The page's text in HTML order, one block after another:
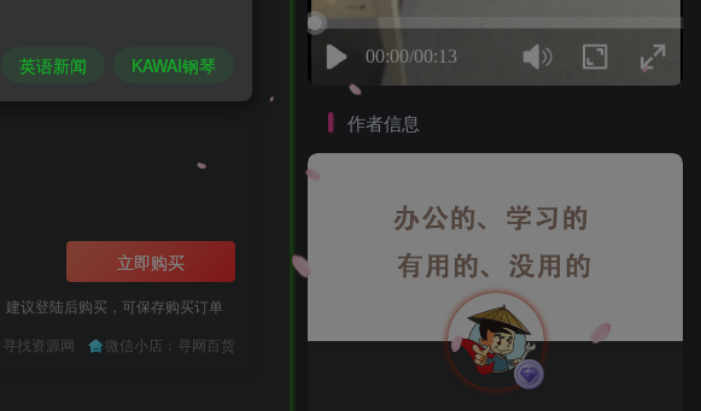
立即购买
建议登陆后购买，可保存购买订单
寻找资源网 微信小店：寻网百货
作者信息
英语新闻 KAWAI钢琴